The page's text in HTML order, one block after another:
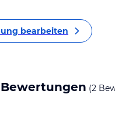
bearbeiten
(2